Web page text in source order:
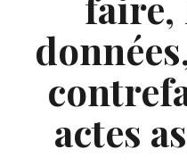
actes